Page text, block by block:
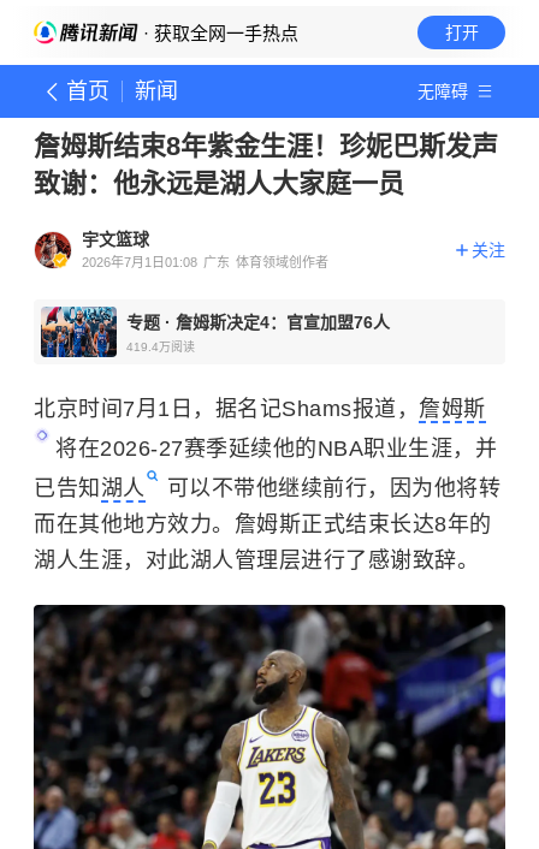
· 获取全网一手热点 打开
首页 新闻 无障碍
詹姆斯结束8年紫金生涯！珍妮巴斯发声
致谢：他永远是湖人大家庭一员
宇文篮球
2026年7月1日01:08 广东 体育领域创作者
关注
专题 · 詹姆斯决定4：官宣加盟76人
419.4万阅读
北京时间7月1日，据名记Shams报道， 詹姆斯
将在2026-27赛季延续他的NBA职业生涯，并
已告知 湖人
可以不带他继续前行，因为他将转
而在其他地方效力。詹姆斯正式结束长达8年的
湖人生涯，对此湖人管理层进行了感谢致辞。